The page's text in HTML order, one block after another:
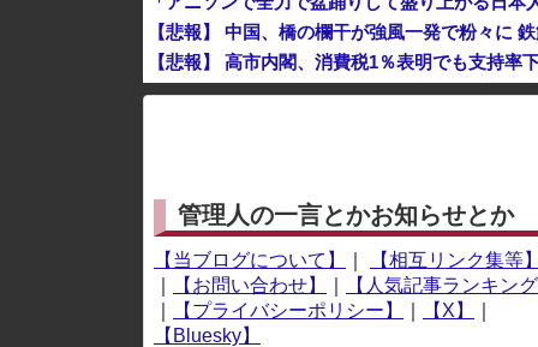
【悲報】 中国、橋の欄干が強風一発で粉々に
【悲報】 高市内閣、消費税1％表明でも支持
彫り師YouTuber・しげち「刺青タトゥー入れ
※アドブロック等の広告非表示プラグインやアドオン
管理人の一言とかお知らせとか
【当ブログについて】
【相互リンク集等】
【お問い合わせ】
【人気記事ランキング
【プライバシーポリシー】 【X】
【Bluesky】